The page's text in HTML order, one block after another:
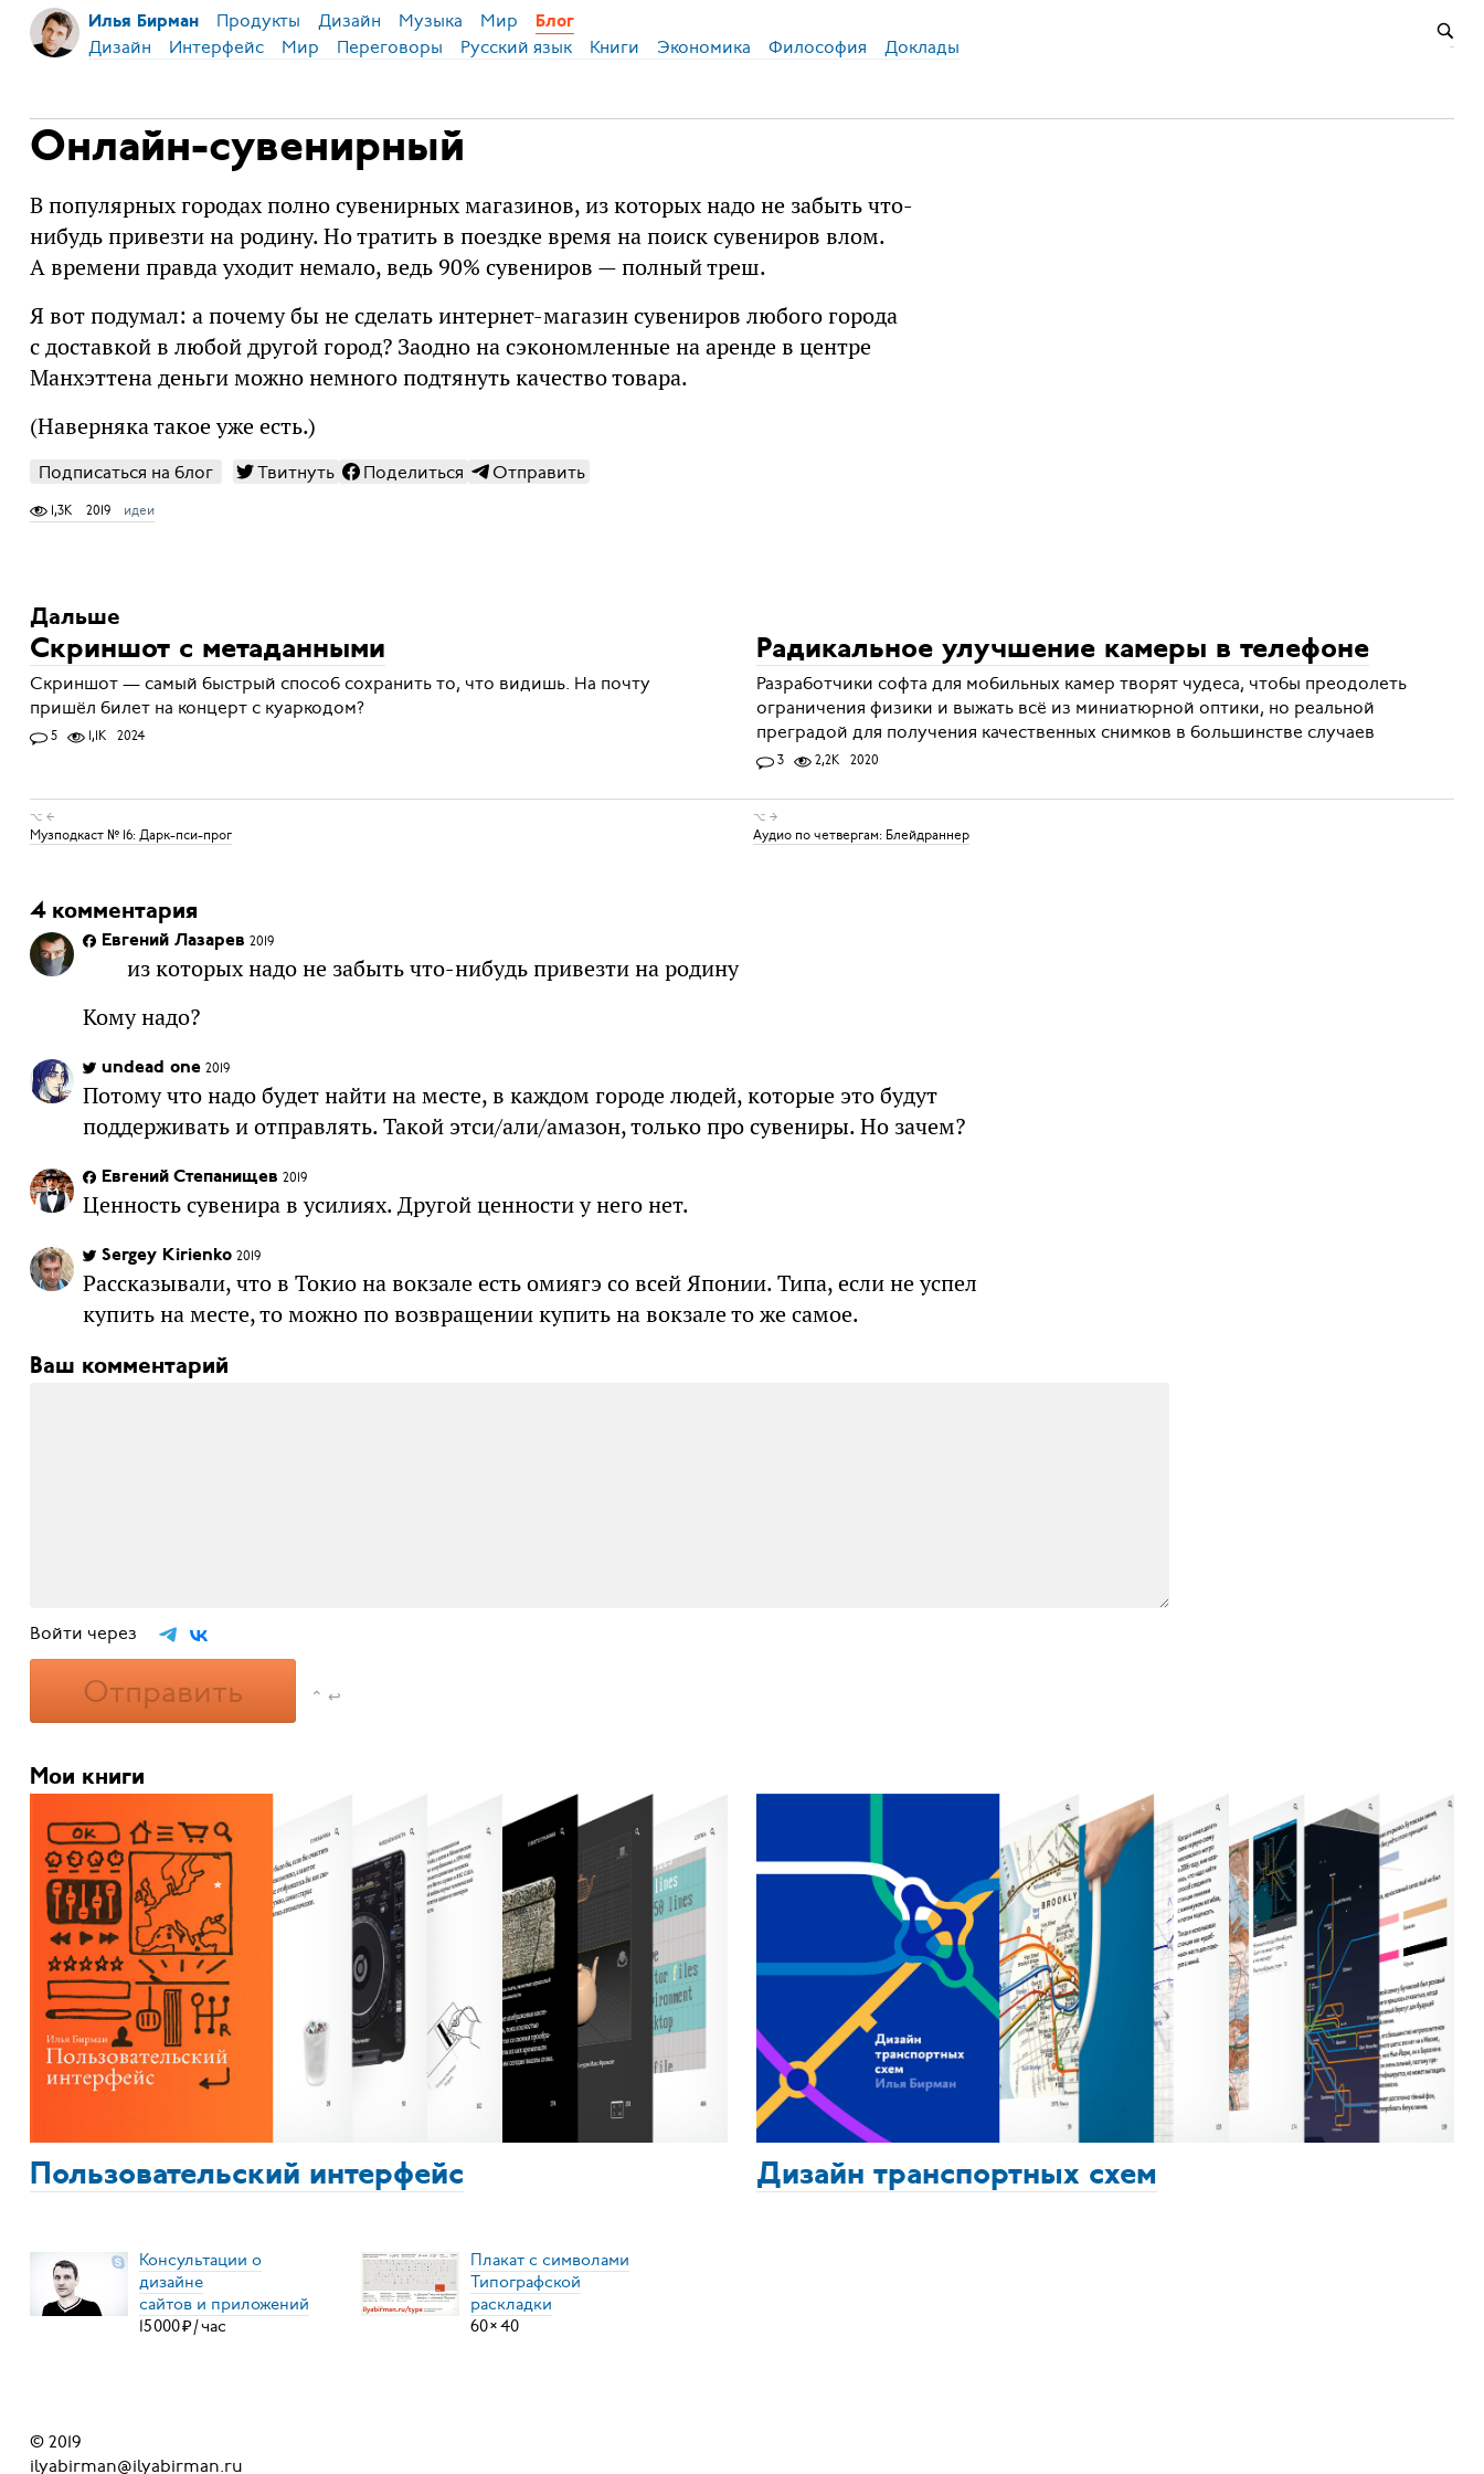
Илья Бирман Продукты Дизайн Музыка Мир Блог
Дизайн Интерфейс Мир Переговоры Русский язык Книги Экономика Философия Доклады
Онлайн-сувенирный
В популярных городах полно сувенирных магазинов, из которых надо не забыть что-
нибудь привезти на родину. Но тратить в поездке время на поиск сувениров влом.
А времени правда уходит немало, ведь 90% сувениров — полный треш.
Я вот подумал: а почему бы не сделать интернет-магазин сувениров любого города
с доставкой в любой другой город? Заодно на сэкономленные на аренде в центре
Манхэттена деньги можно немного подтянуть качество товара.
(Наверняка такое уже есть.)
Подписаться на блог Твитнуть Поделиться Отправить
1,3K 2019 идеи
Дальше
Скриншот с метаданными
Скриншот — самый быстрый способ сохранить то, что видишь. На почту
пришёл билет на концерт с куаркодом?
5 1,1K 2024
Радикальное улучшение камеры в телефоне
Разработчики софта для мобильных камер творят чудеса, чтобы преодолеть
ограничения физики и выжать всё из миниатюрной оптики, но реальной
преградой для получения качественных снимков в большинстве случаев
3 2,2K 2020
⌥ ←
Музподкаст № 16: Дарк-пси-прог
⌥ →
Аудио по четвергам: Блейдраннер
4 комментария
Евгений Лазарев 2019
из которых надо не забыть что-нибудь привезти на родину
Кому надо?
undead one 2019
Потому что надо будет найти на месте, в каждом городе людей, которые это будут
поддерживать и отправлять. Такой этси/али/амазон, только про сувениры. Но зачем?
Евгений Степанищев 2019
Ценность сувенира в усилиях. Другой ценности у него нет.
Sergey Kirienko 2019
Рассказывали, что в Токио на вокзале есть омиягэ со всей Японии. Типа, если не успел
купить на месте, то можно по возвращении купить на вокзале то же самое.
Ваш комментарий
Войти через
Отправить ⌃ ↩
Мои книги
Пользовательский интерфейс Дизайн транспортных схем
Консультации о
дизайне
сайтов и приложений
15000₽/час
Плакат с символами
Типографской
раскладки
60×40
© 2019
ilyabirman@ilyabirman.ru